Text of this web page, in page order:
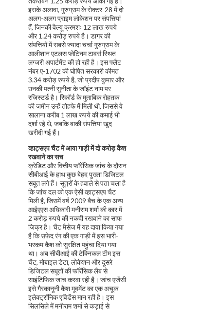
इसके अलावा, गुरुग्राम के सेक्टर-28 में दो
अलग-अलग प्राइम लोकेशन पर संपत्तियां
हैं, जिनकी वैल्यू क्रमशः 12 लाख रुपये
और 1.24 करोड़ रुपये है। डागर की
संपत्तियों में सबसे ज्यादा चर्चा गुरुग्राम के
आलीशान एटलस प्लेटिनम टावर्स स्थित
लग्जरी अपार्टमेंट की हो रही है। इस फ्लैट
नंबर ए-1702 की घोषित सरकारी कीमत
3.34 करोड़ रुपये है, जो प्रदीप कुमार और
उनकी पत्नी सुनीता के जॉइंट नाम पर
रजिस्टर्ड है। रिकॉर्ड के मुताबिक रोहतक
की जमीन उन्हें तोहफे में मिली थी, जिससे वे
सालाना करीब 1 लाख रुपये की कमाई भी
दर्शा रहे थे, जबकि बाकी संपत्तियां खुद
खरीदी गई हैं।
व्हाट्सएप चैट में आया गाड़ी में दो करोड़ कैश
रखवाने का सच
क्रेडिट और वित्तीय फॉरेंसिक जांच के दौरान
सीबीआई के हाथ कुछ बेहद पुख्ता डिजिटल
सबूत लगे हैं। सूत्रों के हवाले से पता चला है
कि जांच दल को एक ऐसी व्हाट्सएप चैट
मिली है, जिसमें वर्ष 2009 बैच के एक अन्य
आईएएस अधिकारी मनीराम शर्मा की कार में
2 करोड़ रुपये की नकदी रखवाने का साफ
जिक्र है। चैट मैसेज में यह दावा किया गया
है कि सफेद रंग की एक गाड़ी में इस भारी-
भरकम कैश को सुरक्षित पहुंचा दिया गया
था। अब सीबीआई की टेक्निकल टीम इस
चैट, मोबाइल डेटा, लोकेशन और दूसरे
डिजिटल सबूतों की फॉरेंसिक लैब से
साइंटिफिक जांच करवा रही है। जांच एजेंसी
इसे गैरकानूनी कैश मूवमेंट का एक अचूक
इलेक्ट्रॉनिक एविडेंस मान रही है। इस
सिलसिले में मनीराम शर्मा से कड़ाई से